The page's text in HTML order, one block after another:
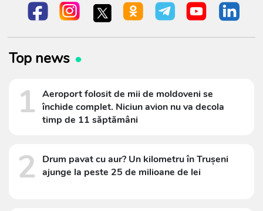
Top news
1 Aeroport folosit de mii de moldoveni se
închide complet. Niciun avion nu va decola
timp de 11 săptămâni
2
Drum pavat cu aur? Un kilometru în Trușeni
ajunge la peste 25 de milioane de lei